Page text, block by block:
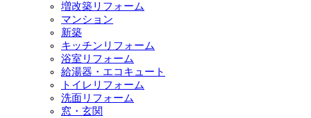
増改築リフォーム
マンション
新築
キッチンリフォーム
浴室リフォーム
給湯器・エコキュート
トイレリフォーム
洗面リフォーム
窓・玄関